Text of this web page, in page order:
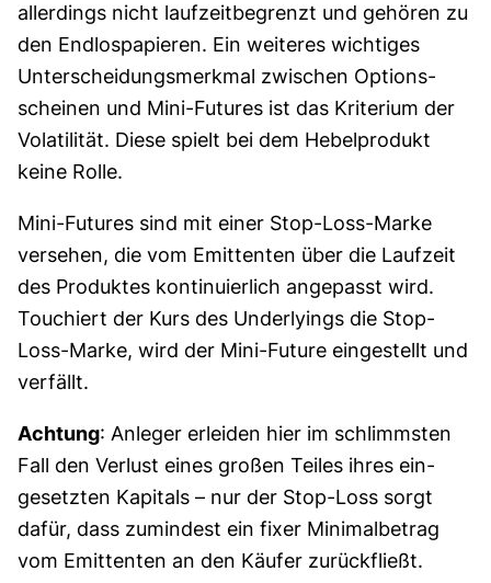
allerdings nicht laufzeit­begrenzt und gehören zu
den Endlos­papieren. Ein weiteres wichtiges
Unter­schei­dungs­merkmal zwischen Options­
scheinen und Mini-Futures ist das Kriterium der
Vola­tilität. Diese spielt bei dem Hebelprodukt
keine Rolle.
Mini-Futures sind mit einer Stop-Loss-Marke
versehen, die vom Emittenten über die Laufzeit
des Produktes kontinuierlich angepasst wird.
Touchiert der Kurs des Underlyings die Stop-
Loss-Marke, wird der Mini-Future ein­gestellt und
verfällt.
Achtung: Anleger erleiden hier im schlimmsten
Fall den Verlust eines großen Teiles ihres ein­
gesetzten Kapitals – nur der Stop-Loss sorgt
dafür, dass zumindest ein fixer Minimal­betrag
vom Emittenten an den Käufer zurückfließt.